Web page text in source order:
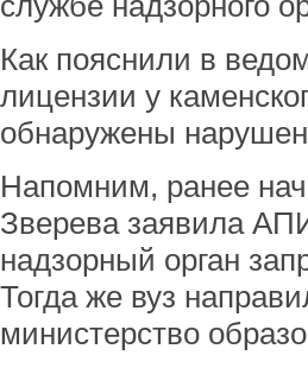
Как пояснили в
лицензии у
обнаружены
Напомним, ранее
Зверева заявила
надзорный орган
Тогда же вуз
министерство